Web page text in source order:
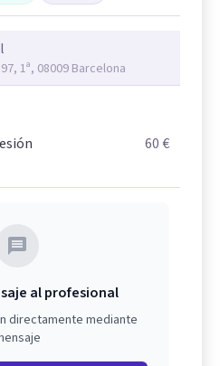
1ª, 08009 Barcelona
60 €
al profesional
directamente mediante